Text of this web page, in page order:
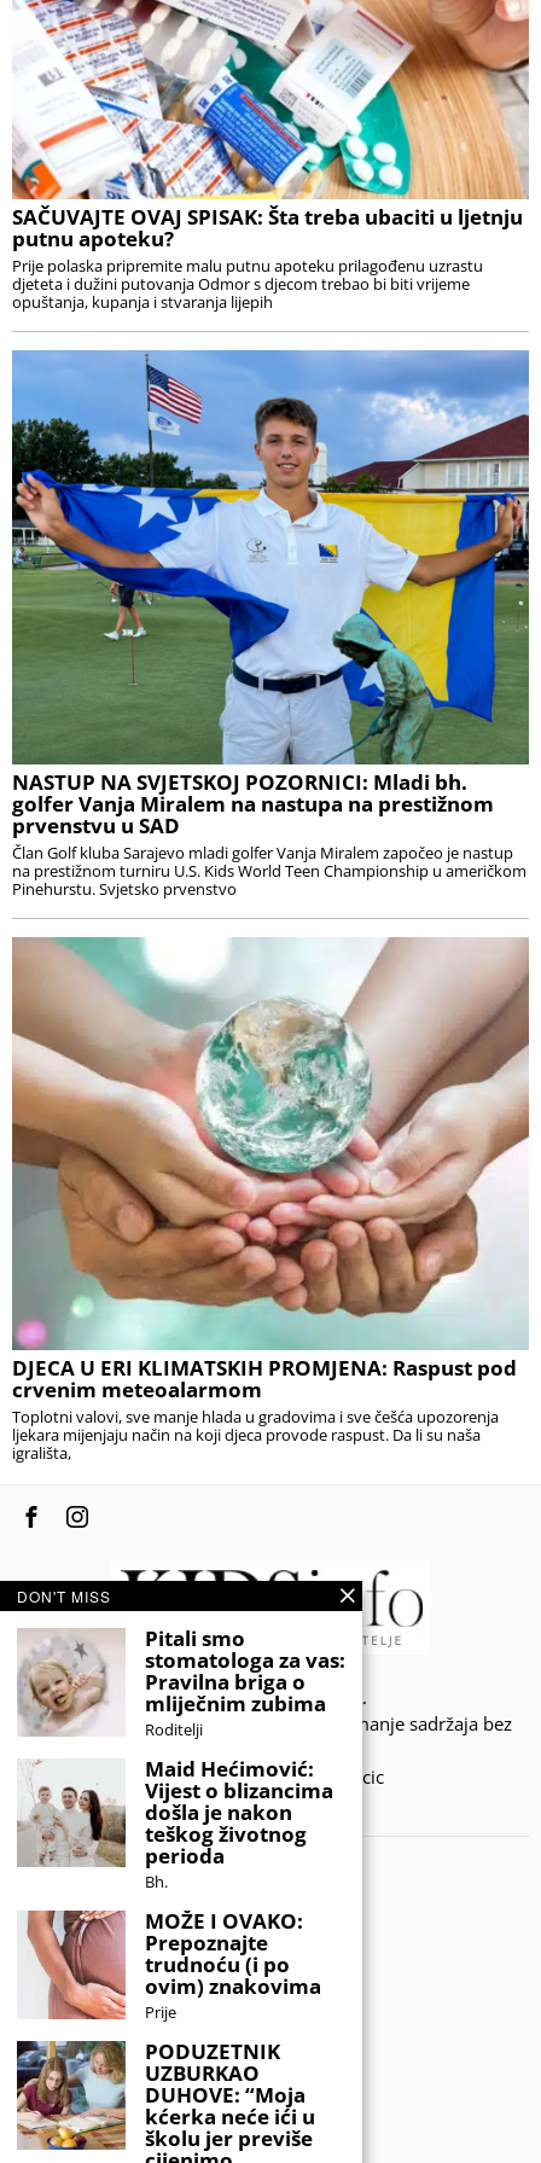
SAČUVAJTE OVAJ SPISAK: Šta treba ubaciti u ljetnju
putnu apoteku?
Prije polaska pripremite malu putnu apoteku prilagođenu uzrastu
djeteta i dužini putovanja Odmor s djecom trebao bi biti vrijeme
opuštanja, kupanja i stvaranja lijepih
NASTUP NA SVJETSKOJ POZORNICI: Mladi bh.
golfer Vanja Miralem na nastupa na prestižnom
prvenstvu u SAD
Član Golf kluba Sarajevo mladi golfer Vanja Miralem započeo je nastup
na prestižnom turniru U.S. Kids World Teen Championship u američkom
Pinehurstu. Svjetsko prvenstvo
DJECA U ERI KLIMATSKIH PROMJENA: Raspust pod
crvenim meteoalarmom
Toplotni valovi, sve manje hlada u gradovima i sve češća upozorenja
ljekara mijenjaju način na koji djeca provode raspust. Da li su naša
igrališta,
© 2020 - KIDSINFO.BA.
Sva prava zadržana. Zabranjeno preuzimanje sadržaja bez
Developed by Amar SIjercic
IZAŠAO JE NOVI MAGAZIN!
DON'T MISS
Pitali smo
stomatologa za vas:
Pravilna briga o
mliječnim zubima
Roditelji
Maid Hećimović:
Vijest o blizancima
došla je nakon
teškog životnog
perioda
Bh.
MOŽE I OVAKO:
Prepoznajte
trudnoću (i po
ovim) znakovima
Prije
PODUZETNIK
UZBURKAO
DUHOVE: “Moja
kćerka neće ići u
školu jer previše